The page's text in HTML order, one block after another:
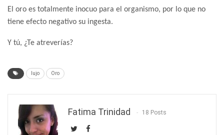
El oro es totalmente inocuo para el organismo, por lo que no
tiene efecto negativo su ingesta.
Y tú, ¿Te atreverías?
lujo Oro
Fatima Trinidad 18 Posts